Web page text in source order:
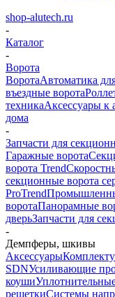
shop-alutech.ru
-
Каталог
-
Ворота
ВоротаАвтоматика
въездные ворота
техникаАксессуары к
дома
-
Запчасти для
Гаражные ворота
ворота Trend
секционные ворота
ProTrend
воротаПанорамные
дверьЗапчасти для
-
Демпферы, шкивы
Аксессуары
SDNУсиливающие
коуши
решеткиСистемы